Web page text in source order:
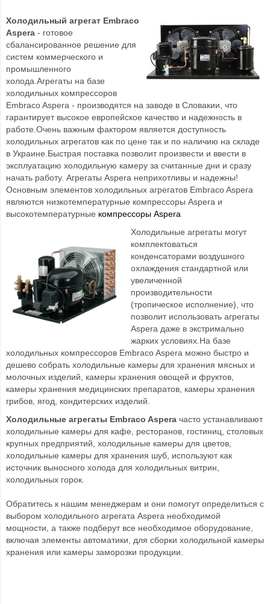
Холодильный агрегат Embraco
Aspera - готовое
сбалансированное решение для
систем коммерческого и
промышленного
холода.Агрегаты на базе
холодильных компрессоров
Embraco Aspera - производятся на заводе в Словакии, что
гарантирует высокое европейское качество и надежность в
работе.Очень важным фактором является доступность
холодильных агрегатов как по цене так и по наличию на складе
в Украине.Быстрая поставка позволит произвести и ввести в
эксплуатацию холодильную камеру за считанные дни и сразу
начать работу. Агрегаты Aspera неприхотливы и надежны!
Основным элементов холодильных агрегатов Embraco Aspera
являются низкотемпературные компрессоры Aspera и
высокотемпературные компрессоры Aspera
Холодильные агрегаты могут
комплектоваться
конденсаторами воздушного
охлаждения стандартной или
увеличенной
производительности
(тропическое исполнение), что
позволит использовать агрегаты
Aspera даже в экстримально
жарких условиях.На базе
холодильных компрессоров Embraco Aspera можно быстро и
дешево собрать холодильные камеры для хранения мясных и
молочных изделий, камеры хранения овощей и фруктов,
камеры хранения медицинских препаратов, камеры хранения
грибов, ягод, кондитерских изделий.
Холодильные агрегаты Embraco Aspera часто устанавливают
холодильные камеры для кафе, ресторанов, гостиниц, столовых
крупных предприятий, холодильные камеры для цветов,
холодильные камеры для хранения шуб, используют как
источник выносного холода для холодильных витрин,
холодильных горок.
Обратитесь к нашим менеджерам и они помогут определиться с
выбором холодильного агрегата Aspera необходимой
мощности, а также подберут все необходимое оборудование,
включая элементы автоматики, для сборки холодильной камеры
хранения или камеры заморозки продукции.